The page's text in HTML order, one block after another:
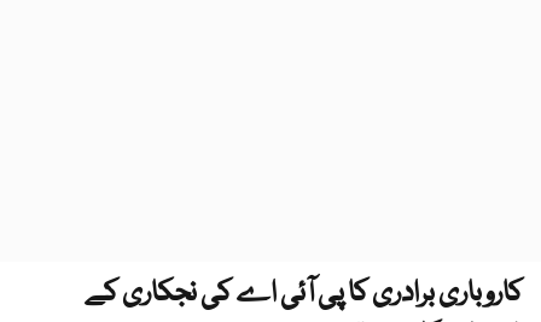
کاروباری برادری کا پی آئی اے کی نجکاری کے